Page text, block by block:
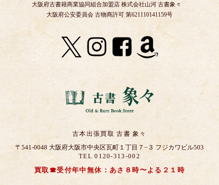
大阪府古書籍商業協同組合加盟店 株式会社山河 古書象々
大阪府公安委員会 古物商許可 第621110141159号
古本出張買取 古書 象々
〒541-0048 大阪府大阪市中央区瓦町１丁目７−３ フジカワビル503
TEL 0120-313-002
買取☎受付年中無休：あさ８時〜よる２１時